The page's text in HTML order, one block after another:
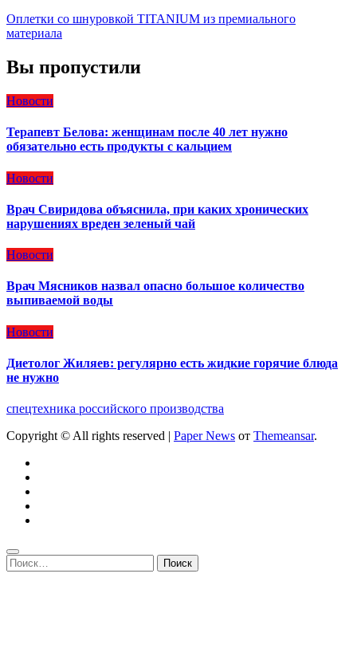
Оплетки со шнуровкой TITANIUM из премиального
материала
Вы пропустили
Новости
Терапевт Белова: женщинам после 40 лет нужно
обязательно есть продукты с кальцием
Новости
Врач Свиридова объяснила, при каких хронических
нарушениях вреден зеленый чай
Новости
Врач Мясников назвал опасно большое количество
выпиваемой воды
Новости
Диетолог Жиляев: регулярно есть жидкие горячие блюда
не нужно
спецтехника российского производства
Copyright © All rights reserved | Paper News от Themeansar.
Найти: